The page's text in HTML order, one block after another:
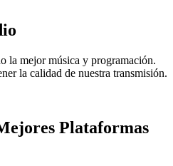
la mejor música y programación.
la calidad de nuestra transmisión.
Plataformas